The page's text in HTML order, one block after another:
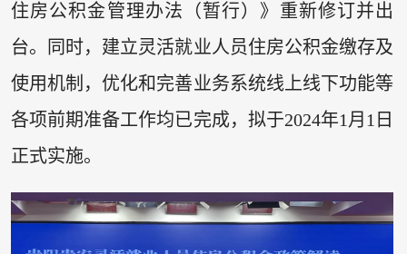
住房公积金管理办法（暂行）》重新修订并出
台。同时，建立灵活就业人员住房公积金缴存及
使用机制，优化和完善业务系统线上线下功能等
各项前期准备工作均已完成，拟于2024年1月1日
正式实施。